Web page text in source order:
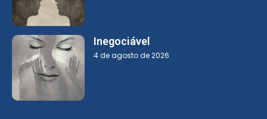
Inegociável
4 de agosto de 2026